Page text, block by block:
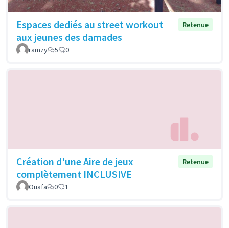
Espaces dediés au street workout
aux jeunes des damades
Retenue
ramzy 5 0
Création d'une Aire de jeux
complètement INCLUSIVE
Retenue
Ouafa 0 1